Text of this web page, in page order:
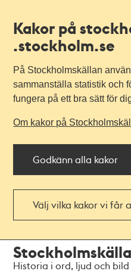
Kakor på
.stockholm.se
På Stockholmskällan
sammanställa statistik och
fungera på ett bra sätt för
Om kakor på
Godkänn alla kakor
Välj vilka kakor vi får
navigationen
huvudinnehållet
Historia i ord, ljud och bild